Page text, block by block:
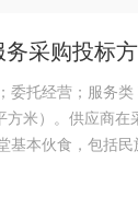
采购投标
委托经营；服务
米）。供应商在
基本伙食，包括